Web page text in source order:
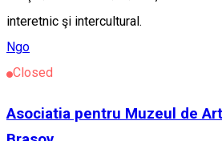
interetnic şi intercultural.
Ngo
Closed
Asociatia pentru Muzeul de